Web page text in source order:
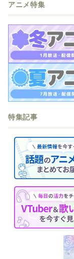
アニメ特集
特集記事